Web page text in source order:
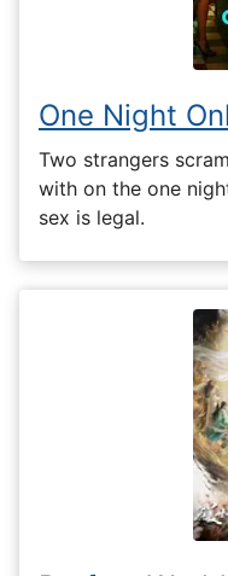
One Night
Two strangers
with on the one
sex is legal.